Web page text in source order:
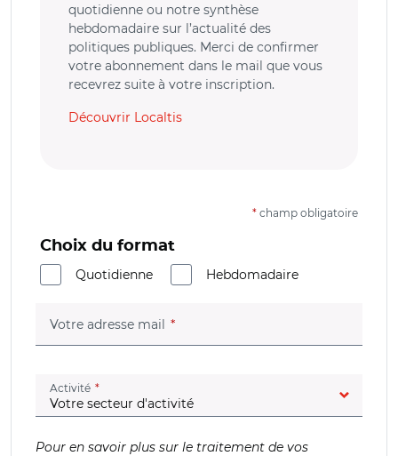
quotidienne ou notre synthèse
hebdomadaire sur l’actualité des
politiques publiques. Merci de confirmer
votre abonnement dans le mail que vous
recevrez suite à votre inscription.
Découvrir Localtis
* champ obligatoire
Choix du format
Quotidienne
Hebdomadaire
Votre adresse mail (champ obligatoire)
Activité (champ obligatoire)
Pour en savoir plus sur le traitement de vos